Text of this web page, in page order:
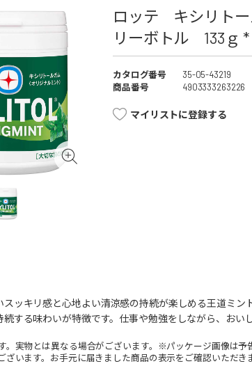
ロッテ キシリト
リーボトル 133ｇ *
カタログ番号
35-05-43219
商品番号
4903333263226
マイリストに登録する
スッキリ感と心地よい清涼感の持続が楽しめる王道ミ
する味わいが特徴です。仕事や勉強をしながら、おい
。実物とは異なる場合がございます。※パッケージ画像は
ざいます。お手元に届きました商品の表示をご確認いただき